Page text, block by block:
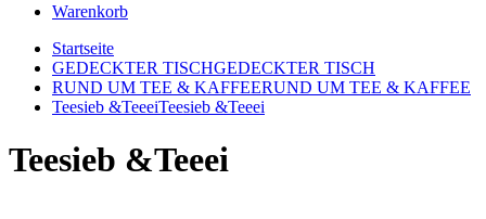
Warenkorb
Startseite
GEDECKTER TISCHGEDECKTER TISCH
RUND UM TEE & KAFFEERUND UM TEE & KAFFEE
Teesieb &TeeeiTeesieb &Teeei
Teesieb &Teeei